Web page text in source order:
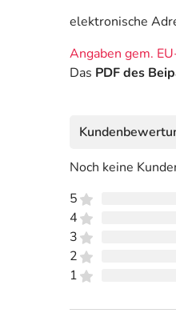
elektronische
Angaben gem.
Das PDF des
Noch keine
5
4
3
2
1